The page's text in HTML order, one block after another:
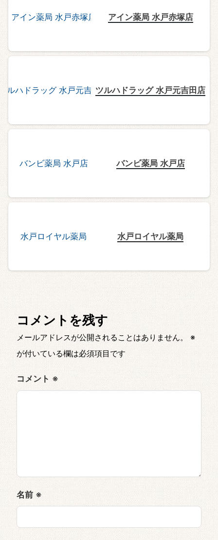
アイン薬局 水戸赤塚店
ツルハドラッグ 水戸元吉田店
バンビ薬局 水戸店
水戸ロイヤル薬局
コメントを残す
メールアドレスが公開されることはありません。
※
が付いている欄は必須項目です
コメント ※
名前 ※